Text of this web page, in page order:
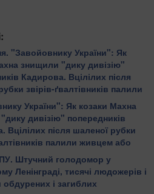
"Завойовнику України": Як
знищили "дику дивізію"
Кадирова. Вцілілих після
звірів-ґвалтівників палили
повільно рубали на дрібні
України": Як козаки Махна
дивізію" попередників
Вцілілих після шаленої рубки
палили живцем або
на дрібні шматки
Штучний голодомор у
Ленінграді, тисячі людожерів і
обдурених і загиблих